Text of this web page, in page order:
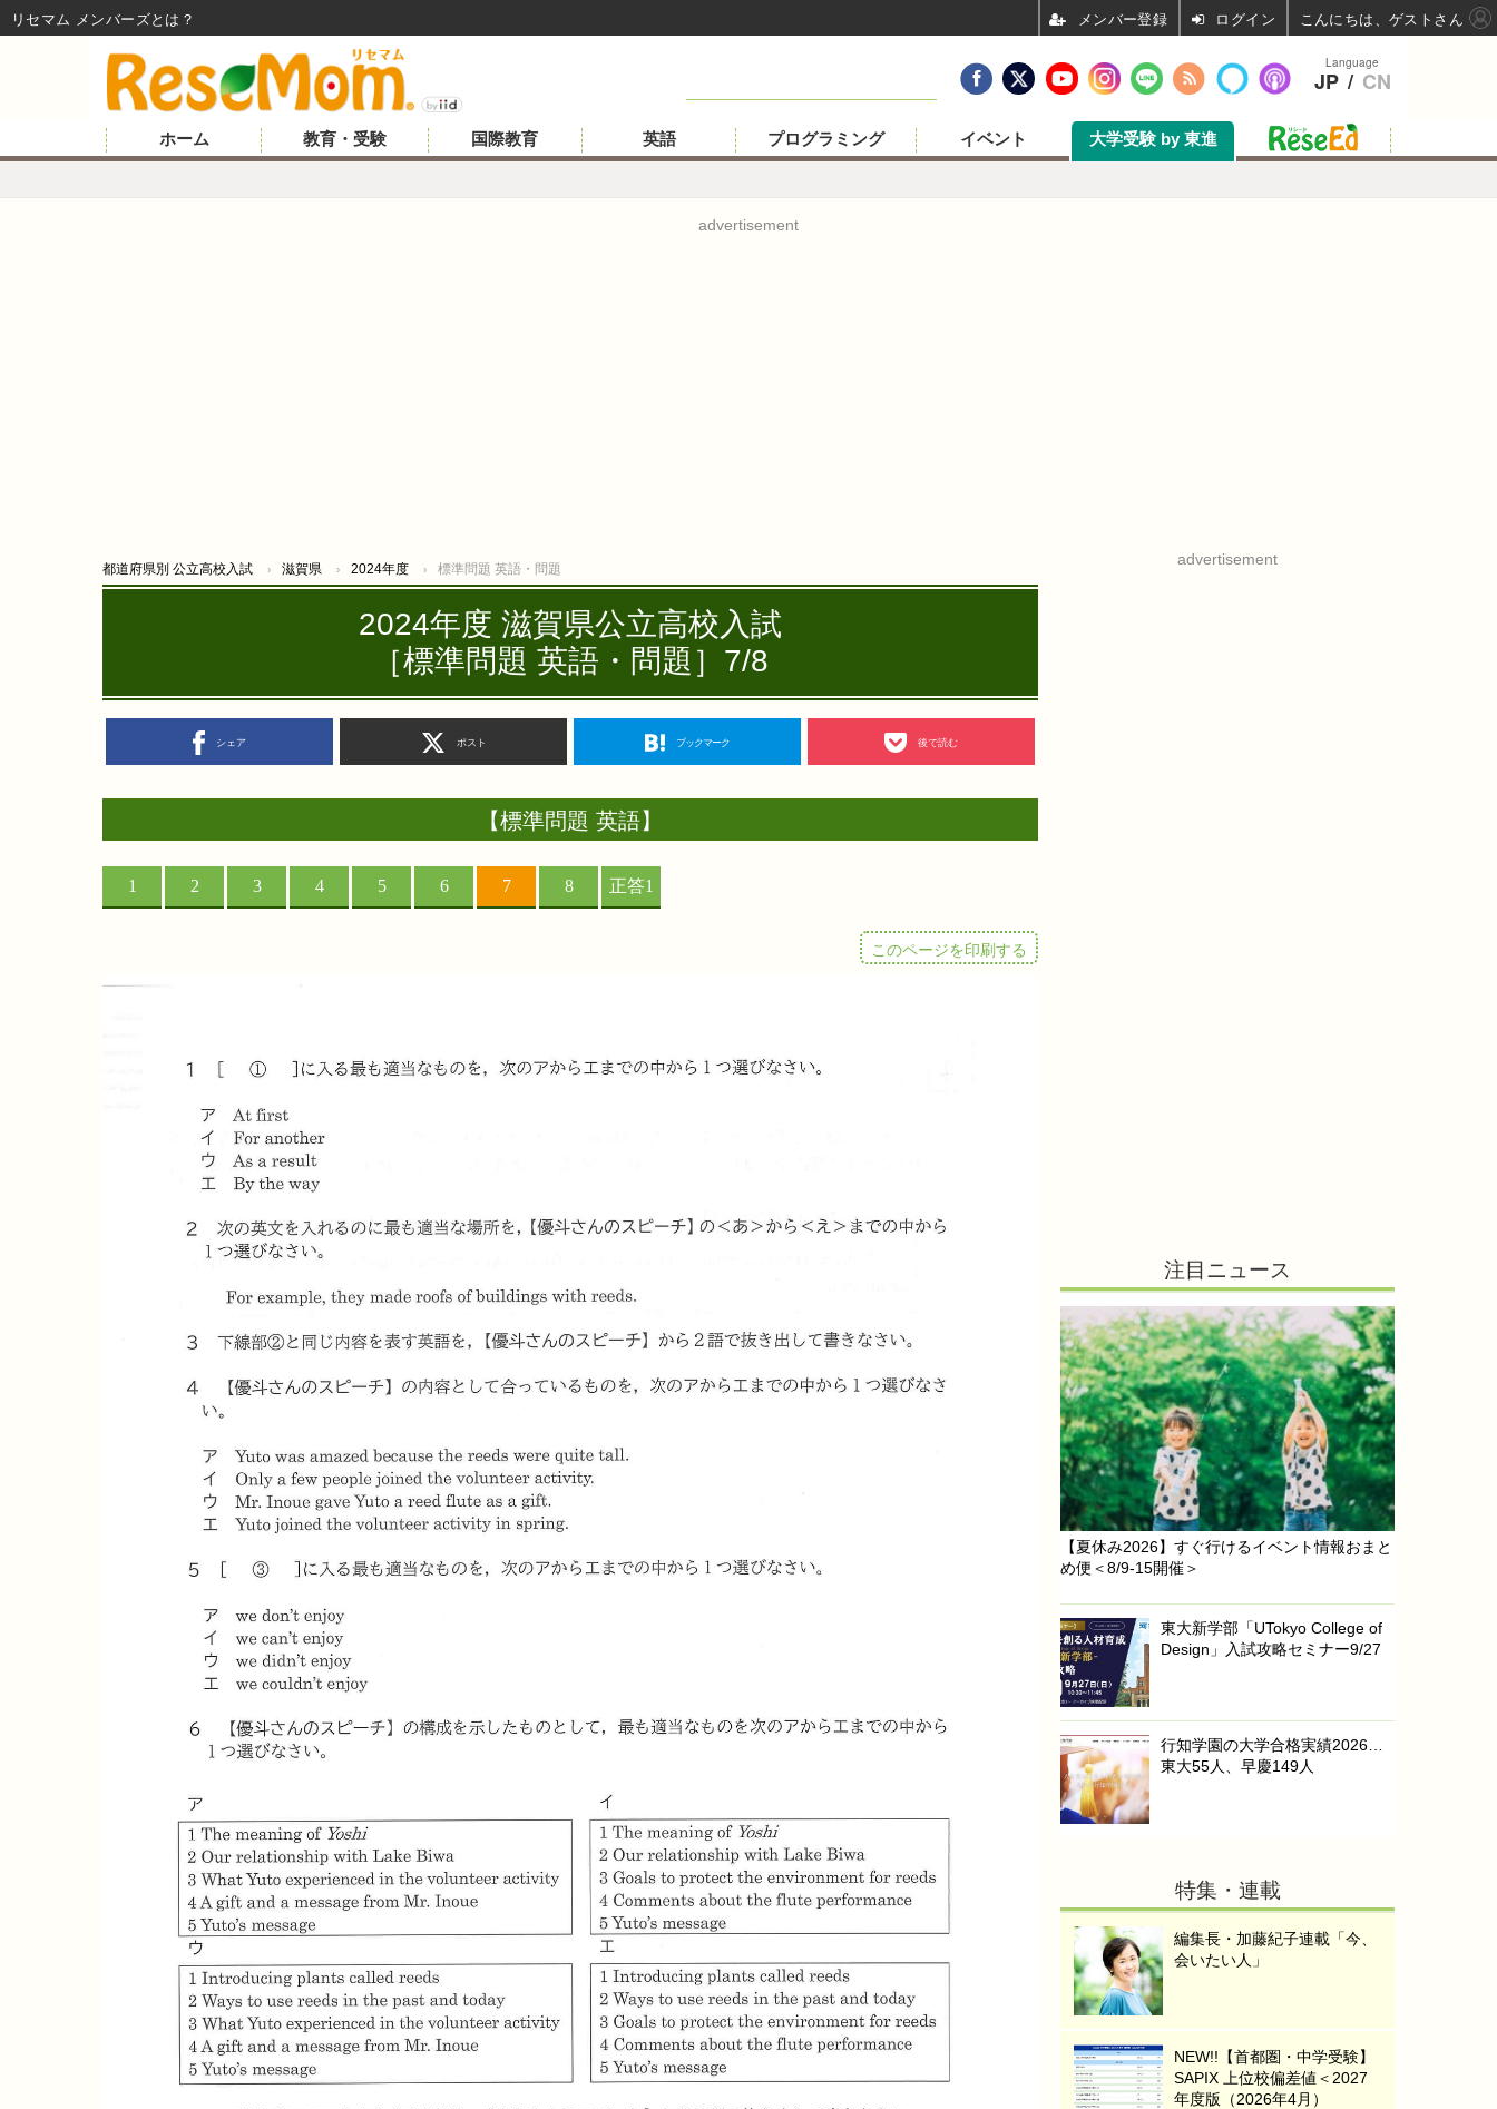
ホーム 教育・受験 国際教育 英語 プログラミング イベント 大学受験 by 東進
advertisement
都道府県別 公立高校入試 滋賀県 2024年度 標準問題 英語・問題
2024年度 滋賀県公立高校入試
［標準問題 英語・問題］7/8
シェア ポスト ブックマーク 後で読む
【標準問題 英語】
このページを印刷する
advertisement
注目ニュース
【夏休み2026】すぐ行けるイベント情報おまと
め便＜8/9-15開催＞
東大新学部「UTokyo College of
Design」入試攻略セミナー9/27
行知学園の大学合格実績2026…
東大55人、早慶149人
特集・連載
編集長・加藤紀子連載「今、
会いたい人」
NEW!!【首都圏・中学受験】
SAPIX 上位校偏差値＜2027
年度版（2026年4月）
Language
JP / CN
リセマム メンバーズ ログイン こんにちは、ゲストさん